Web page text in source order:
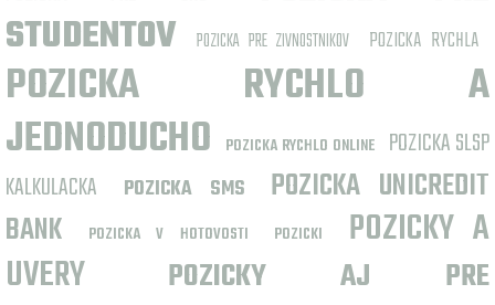
STUDENTOV
POZICKA PRE ZIVNOSTNIKOV POZICKA RYCHLA
POZICKA RYCHLO A
JEDNODUCHO
POZICKA RYCHLO ONLINE
POZICKA SLSP
KALKULACKA
POZICKA SMS
POZICKA UNICREDIT
BANK
POZICKA V HOTOVOSTI POZICKI
POZICKY A
UVERY
POZICKY AJ PRE